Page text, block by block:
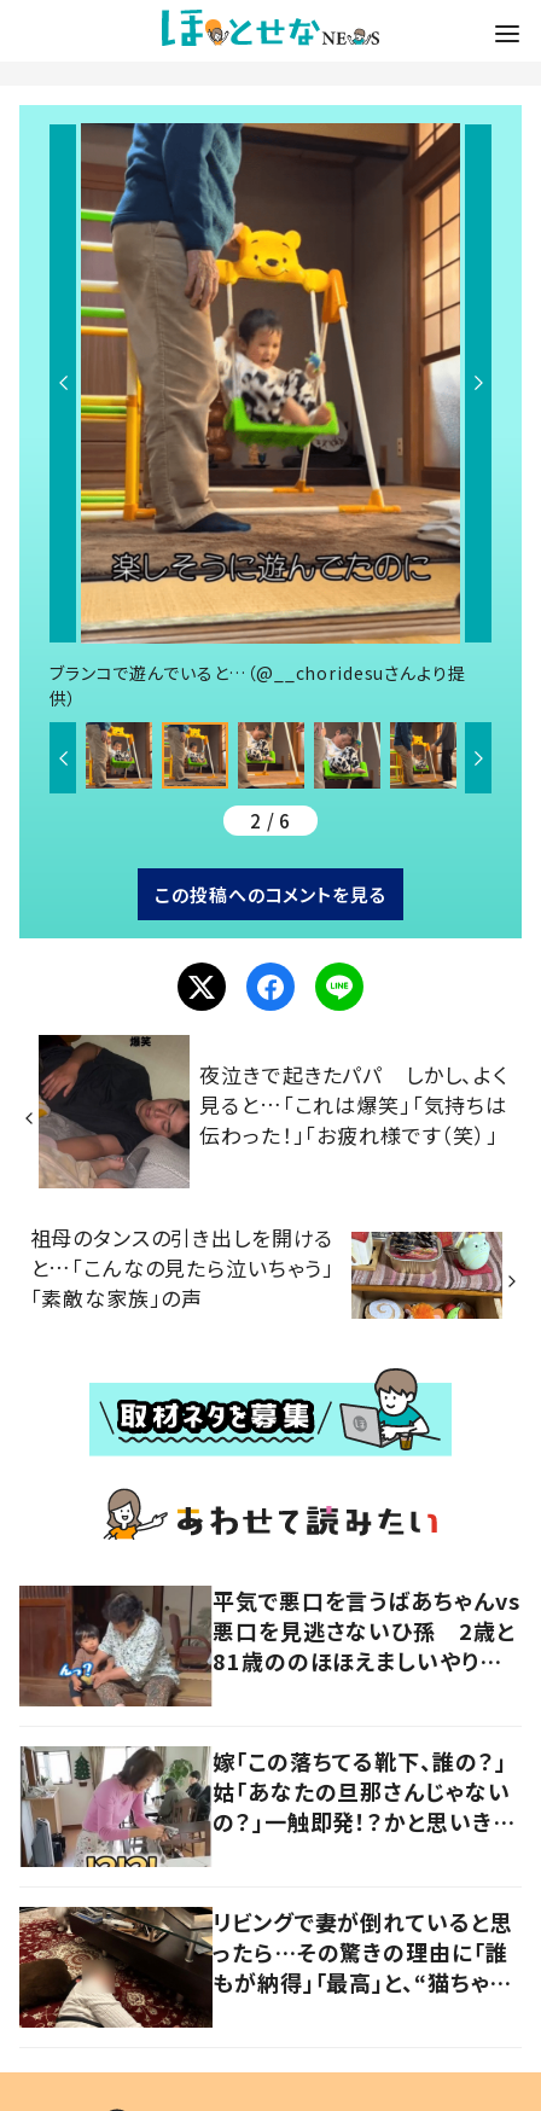
ブランコで遊んでいると…（@__choridesuさんより提
供）
2 / 6
この投稿へのコメントを見る
夜泣きで起きたパパ しかし、よく
見ると…「これは爆笑」「気持ちは
伝わった！」「お疲れ様です（笑）」
祖母のタンスの引き出しを開ける
と…「こんなの見たら泣いちゃう」
「素敵な家族」の声
平気で悪口を言うばあちゃんvs
悪口を見逃さないひ孫 2歳と
81歳ののほほえましいやり取り
嫁「この落ちてる靴下、誰の？」
姑「あなたの旦那さんじゃない
の？」一触即発！？かと思いき
リビングで妻が倒れていると思
ったら…その驚きの理由に「誰
もが納得」「最高」と、“猫ちゃん